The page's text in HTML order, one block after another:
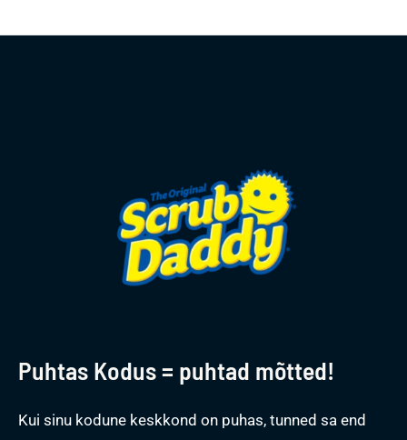
Puhtas Kodus = puhtad mõtted!
Kui sinu kodune keskkond on puhas, tunned sa end